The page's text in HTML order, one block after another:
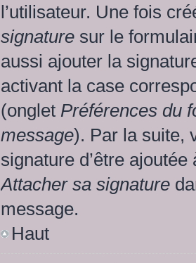
l’utilisateur. Une fois
signature sur le
aussi ajouter la
activant la case
(onglet Préférences du
message). Par la suite,
signature d’être
Attacher sa signature
message.
Haut